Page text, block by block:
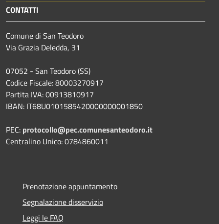
CONTATTI
Comune di San Teodoro
Via Grazia Deledda, 31
07052 - San Teodoro (SS)
Codice Fiscale: 80003270917
Partita IVA: 00913810917
IBAN: IT68U0101585420000000001850
PEC: protocollo@pec.comunesanteodoro.it
Centralino Unico: 0784860011
Prenotazione appuntamento
Segnalazione disservizio
Leggi le FAQ